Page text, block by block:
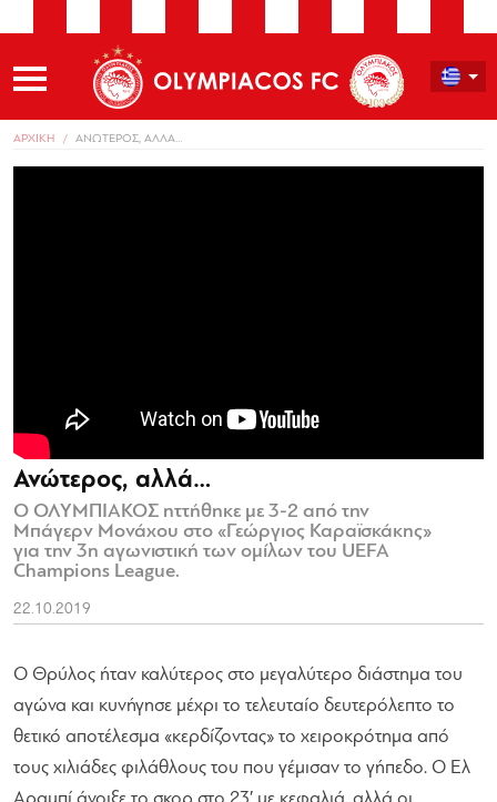
ΑΡΧΙΚΗ ΑΝΩΤΕΡΟΣ, ΑΛΛΑ…
Ανώτερος, αλλά…
Ο ΟΛΥΜΠΙΑΚΟΣ ηττήθηκε με 3-2 από την
Μπάγερν Μονάχου στο «Γεώργιος Καραϊσκάκης»
για την 3η αγωνιστική των ομίλων του UEFA
Champions League.
22.10.2019
Ο Θρύλος ήταν καλύτερος στο μεγαλύτερο διάστημα του
αγώνα και κυνήγησε μέχρι το τελευταίο δευτερόλεπτο το
θετικό αποτέλεσμα «κερδίζοντας» το χειροκρότημα από
τους χιλιάδες φιλάθλους του που γέμισαν το γήπεδο. Ο Ελ